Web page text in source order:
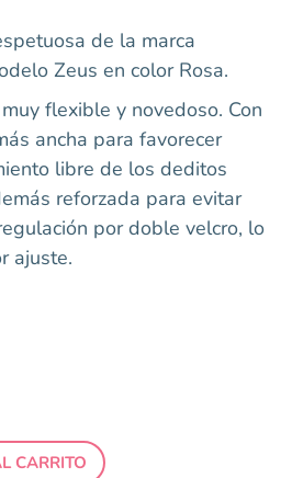
de la marca
Zeus en color Rosa.
flexible y novedoso. Con
ancha para favorecer
libre de los deditos
reforzada para evitar
por doble velcro, lo
ajuste.
CARRITO